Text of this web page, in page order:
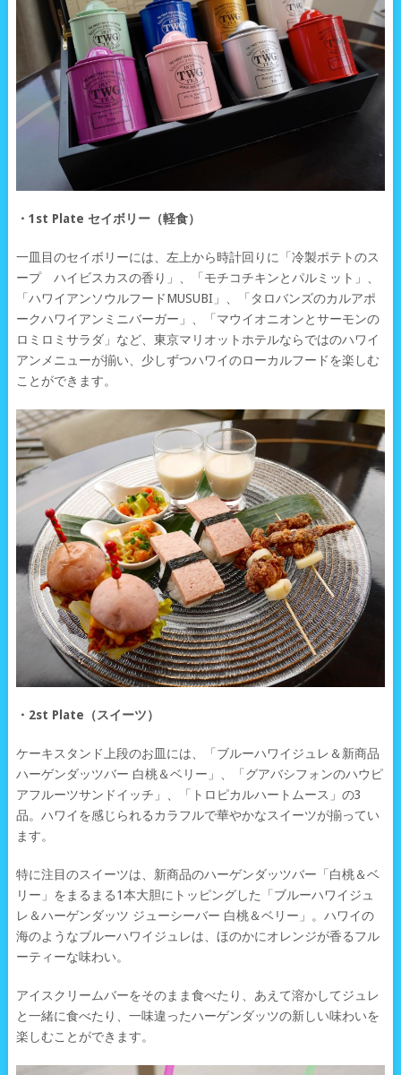
・1st Plate セイボリー（軽食）
一皿目のセイボリーには、左上から時計回りに「冷製ポテトのス
ープ ハイビスカスの香り」、「モチコチキンとパルミット」、
「ハワイアンソウルフードMUSUBI」、「タロバンズのカルアポ
ークハワイアンミニバーガー」、「マウイオニオンとサーモンの
ロミロミサラダ」など、東京マリオットホテルならではのハワイ
アンメニューが揃い、少しずつハワイのローカルフードを楽しむ
ことができます。
・2st Plate（スイーツ）
ケーキスタンド上段のお皿には、「ブルーハワイジュレ＆新商品
ハーゲンダッツバー 白桃＆ベリー」、「グアバシフォンのハウピ
アフルーツサンドイッチ」、「トロピカルハートムース」の3
品。ハワイを感じられるカラフルで華やかなスイーツが揃ってい
ます。
特に注目のスイーツは、新商品のハーゲンダッツバー「白桃＆ベ
リー」をまるまる1本大胆にトッピングした「ブルーハワイジュ
レ＆ハーゲンダッツ ジューシーバー 白桃＆ベリー」。ハワイの
海のようなブルーハワイジュレは、ほのかにオレンジが香るフル
ーティーな味わい。
アイスクリームバーをそのまま食べたり、あえて溶かしてジュレ
と一緒に食べたり、一味違ったハーゲンダッツの新しい味わいを
楽しむことができます。